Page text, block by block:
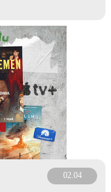
02.04